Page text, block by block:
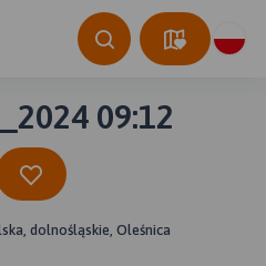
09:12
dolnośląskie, Oleśnica